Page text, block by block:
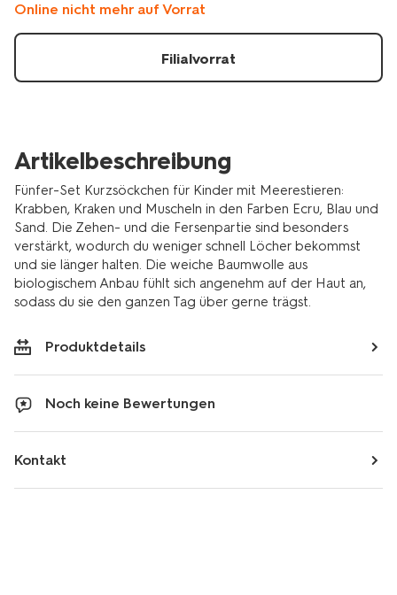
Online nicht mehr auf Vorrat
Filialvorrat
Artikelbeschreibung
Fünfer-Set Kurzsöckchen für Kinder mit Meerestieren:
Krabben, Kraken und Muscheln in den Farben Ecru, Blau und
Sand. Die Zehen- und die Fersenpartie sind besonders
verstärkt, wodurch du weniger schnell Löcher bekommst
und sie länger halten. Die weiche Baumwolle aus
biologischem Anbau fühlt sich angenehm auf der Haut an,
sodass du sie den ganzen Tag über gerne trägst.
Produktdetails
Noch keine Bewertungen
Kontakt